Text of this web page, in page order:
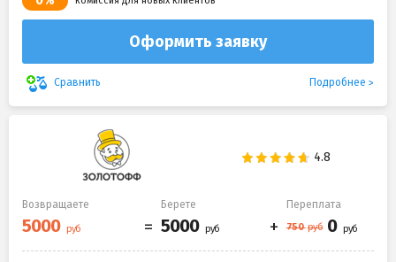
Оформить заявку
Сравнить Подробнее
Возвращаете Берете Переплата